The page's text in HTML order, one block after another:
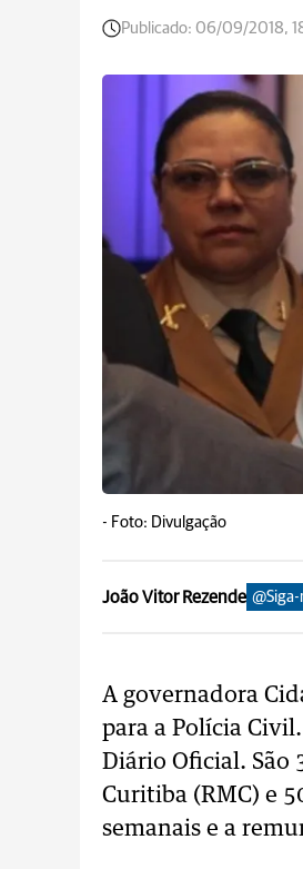
Publicado: 06/09/2018,
- Foto: Divulgação
João Vitor Rezende
A governadora
para a Polícia
Diário Oficial. São
Curitiba (RMC) e
semanais e a